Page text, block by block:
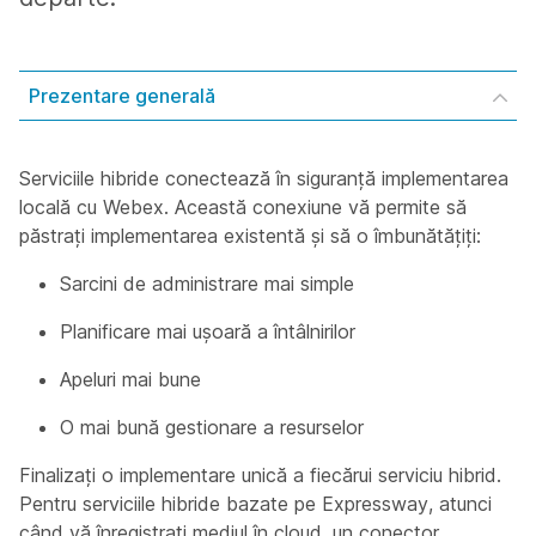
Prezentare generală
Serviciile hibride conectează în siguranță implementarea
locală cu Webex. Această conexiune vă permite să
păstrați implementarea existentă și să o îmbunătățiți:
Sarcini de administrare mai simple
Planificare mai ușoară a întâlnirilor
Apeluri mai bune
O mai bună gestionare a resurselor
Finalizați o implementare unică a fiecărui serviciu hibrid.
Pentru serviciile hibride bazate pe Expressway, atunci